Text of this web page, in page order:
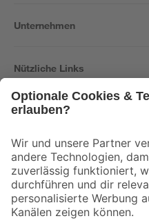
Unternehmen
Nützliche Links
Der toom Newsletter: Keine
Zur Newsletter Anmeldung
Folge uns